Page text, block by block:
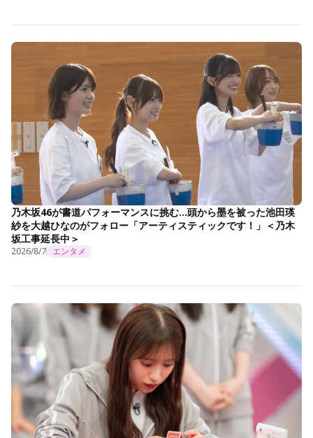
乃木坂46が書道パフォーマンスに挑む…頭から墨を被った池田瑛
紗を大越ひなのがフォロー「アーティスティックです！」＜乃木
坂工事延長中＞
2026/8/7 エンタメ